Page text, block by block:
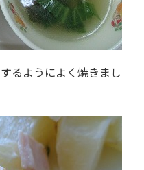
るようによく焼きまし